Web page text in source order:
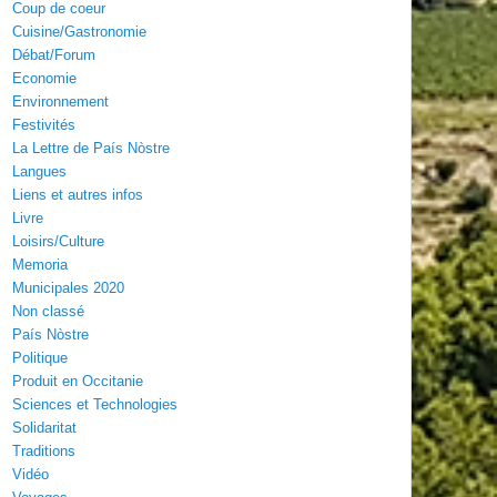
Coup de coeur
Cuisine/Gastronomie
Débat/Forum
Economie
Environnement
Festivités
La Lettre de País Nòstre
Langues
Liens et autres infos
Livre
Loisirs/Culture
Memoria
Municipales 2020
Non classé
País Nòstre
Politique
Produit en Occitanie
Sciences et Technologies
Solidaritat
Traditions
Vidéo